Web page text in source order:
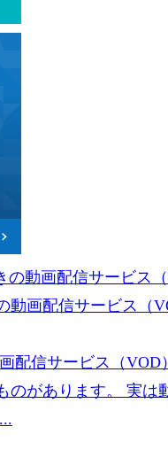
画配信サービス（
配信サービス（
のがあります。 実